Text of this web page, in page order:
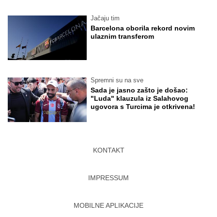
Jačaju tim
Barcelona oborila rekord novim
ulaznim transferom
Spremni su na sve
Sada je jasno zašto je došao:
"Luda" klauzula iz Salahovog
ugovora s Turcima je otkrivena!
KONTAKT
IMPRESSUM
MOBILNE APLIKACIJE